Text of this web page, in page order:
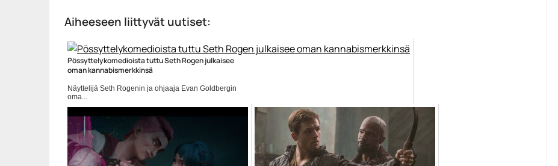
Aiheeseen liittyvät uutiset:
Pössyttelykomedioista tuttu Seth Rogen julkaisee
oman kannabismerkkinsä
Näyttelijä Seth Rogenin ja ohjaaja Evan Goldbergin
oma...
Elokuvat